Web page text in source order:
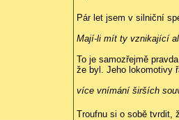
Pár let jsem v silniční
Mají-li mít ty vznikající
To je samozřejmě
že byl. Jeho lokomotivy
více vnímání širších
Troufnu si o sobě tvrdit,